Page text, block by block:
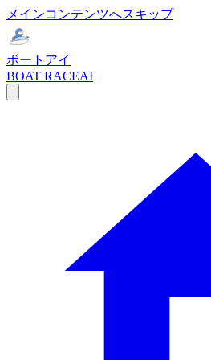
メインコンテンツへスキップ
ボートアイ
BOAT RACEAI